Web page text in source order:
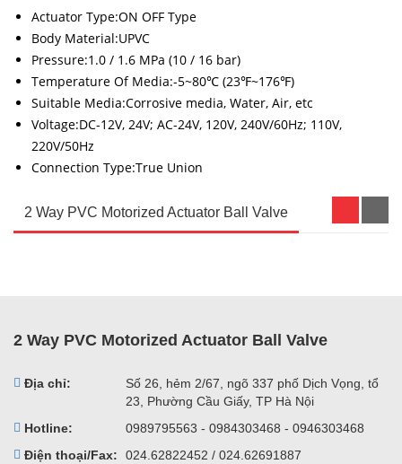
Actuator Type:ON OFF Type
Body Material:UPVC
Pressure:1.0 / 1.6 MPa (10 / 16 bar)
Temperature Of Media:-5~80℃ (23℉~176℉)
Suitable Media:Corrosive media, Water, Air, etc
Voltage:DC-12V, 24V; AC-24V, 120V, 240V/60Hz; 110V,
220V/50Hz
Connection Type:True Union
2 Way PVC Motorized Actuator Ball Valve
2 Way PVC Motorized Actuator Ball Valve
Địa chỉ:
Số 26, hẻm 2/67, ngõ 337 phố Dịch Vọng, tổ
23, Phường Cầu Giấy, TP Hà Nội
Hotline:
0989795563 - 0984303468 - 0946303468
Điện thoại/Fax:
024.62822452 / 024.62691887